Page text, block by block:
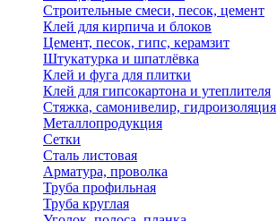
Строительные смеси, песок, цемент
Клей для кирпича и блоков
Цемент, песок, гипс, керамзит
Штукатурка и шпатлёвка
Клей и фуга для плитки
Клей для гипсокартона и утеплителя
Стяжка, самонивелир, гидроизоляция
Металлопродукция
Сетки
Сталь листовая
Арматура, проволка
Труба профильная
Труба круглая